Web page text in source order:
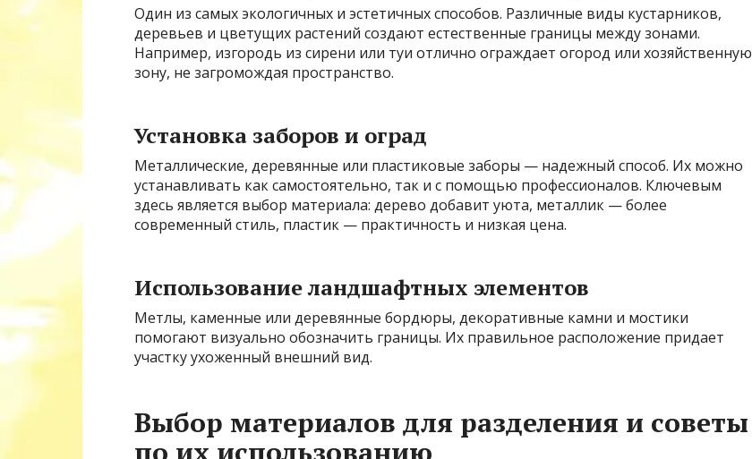
Один из самых экологичных и эстетичных способов. Различные виды кустарников,
деревьев и цветущих растений создают естественные границы между зонами.
Например, изгородь из сирени или туи отлично ограждает огород или хозяйственную
зону, не загромождая пространство.
Установка заборов и оград
Металлические, деревянные или пластиковые заборы — надежный способ. Их можно
устанавливать как самостоятельно, так и с помощью профессионалов. Ключевым
здесь является выбор материала: дерево добавит уюта, металлик — более
современный стиль, пластик — практичность и низкая цена.
Использование ландшафтных элементов
Метлы, каменные или деревянные бордюры, декоративные камни и мостики
помогают визуально обозначить границы. Их правильное расположение придает
участку ухоженный внешний вид.
Выбор материалов для разделения и советы
по их использованию